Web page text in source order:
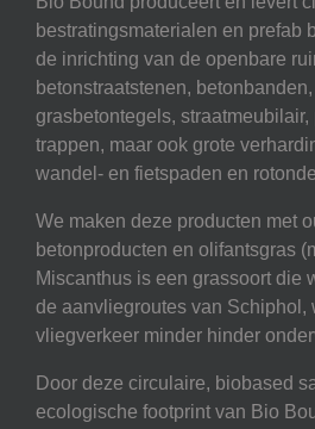
bestratingsmaterialen en prefab
de inrichting van de openbare
betonstraatstenen,
grasbetontegels,
trappen, maar ook grote
wandel- en fietspaden en
We maken deze producten met
betonproducten en olifantsgras
Miscanthus is een grassoort die
de aanvliegroutes van Schiphol,
vliegverkeer minder hinder
Door deze circulaire, biobased
ecologische footprint van Bio